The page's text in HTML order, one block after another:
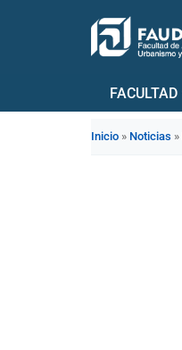
FACULTAD
Inicio » Noticias »